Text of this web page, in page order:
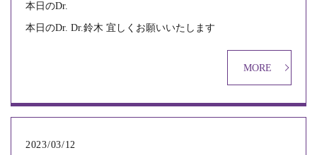
本日のDr.
本日のDr. Dr.鈴木 宜しくお願いいたします
MORE
2023/03/12